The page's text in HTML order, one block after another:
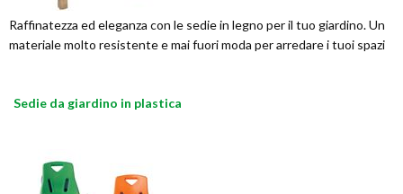
Raffinatezza ed eleganza con le sedie in legno per il tuo giardino. Un
materiale molto resistente e mai fuori moda per arredare i tuoi spazi
Sedie da giardino in plastica